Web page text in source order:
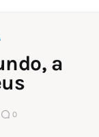
a
0